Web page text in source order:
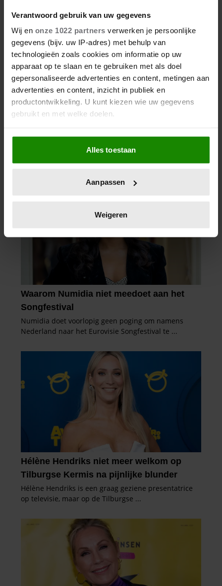
Verantwoord gebruik van uw gegevens
Wij en onze 1022 partners verwerken je persoonlijke
gegevens (bijv. uw IP-adres) met behulp van
technologieën zoals cookies om informatie op uw
apparaat op te slaan en te gebruiken met als doel
gepersonaliseerde advertenties en content, metingen aan
advertenties en content, inzicht in publiek en
productontwikkeling. U kunt kiezen wie uw gegevens
gebruikt en met welke doelen.
Als u het toestaat, willen we ook graag:
Informatie verzamelen over uw geografische
locatie, die tot een paar meter nauwkeurig kan zijn
scannen op specifieke eigenschappen (fingerprinting)
verwerkt en stel uw voorkeuren in het
intrekken in de Cookieverklaring.
We gebruiken cookies om content en advertenties te
personaliseren, om functies voor social media te bieden
en om ons websiteverkeer te analyseren. Ook delen we
informatie over uw gebruik van onze site met onze
partners voor social media, adverteren en analyse. Deze
partners kunnen deze gegevens combineren met andere
informatie die u aan ze heeft verstrekt of die ze hebben
gaat akkoord met onze cookies als u onze website blijft
Alles toestaan
Aanpassen
Weigeren